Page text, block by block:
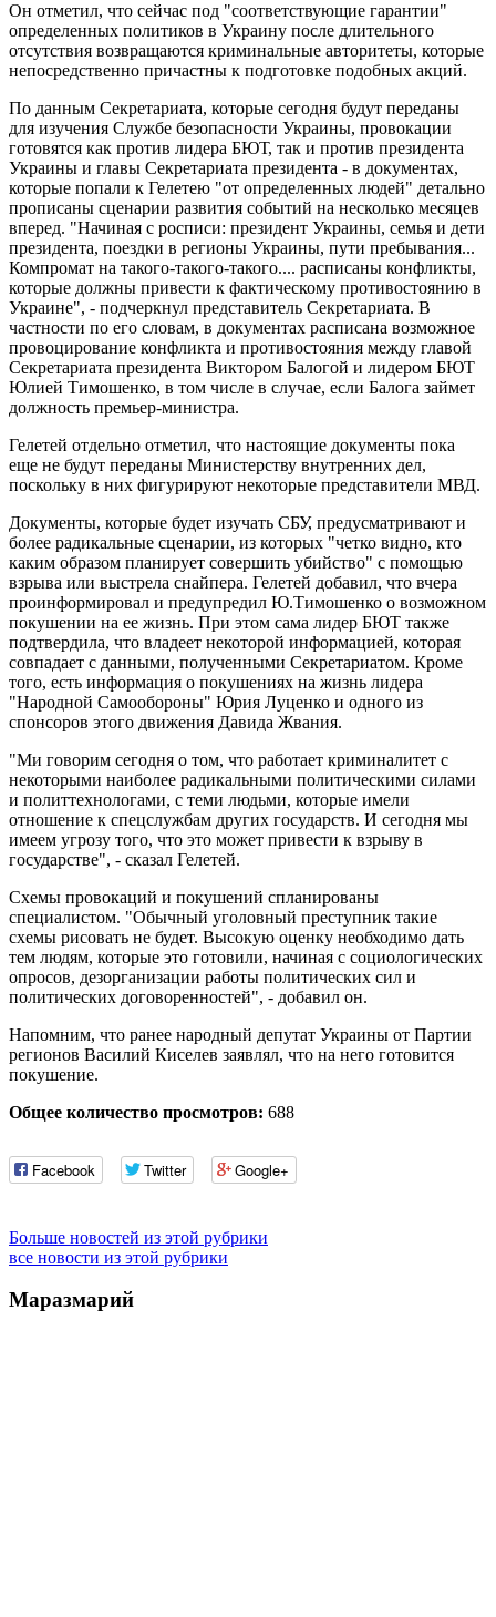
Он отметил, что сейчас под "соответствующие гарантии"
определенных политиков в Украину после длительного
отсутствия возвращаются криминальные авторитеты, которые
непосредственно причастны к подготовке подобных акций.
По данным Секретариата, которые сегодня будут переданы
для изучения Службе безопасности Украины, провокации
готовятся как против лидера БЮТ, так и против президента
Украины и главы Секретариата президента - в документах,
которые попали к Гелетею "от определенных людей" детально
прописаны сценарии развития событий на несколько месяцев
вперед. "Начиная с росписи: президент Украины, семья и дети
президента, поездки в регионы Украины, пути пребывания...
Компромат на такого-такого-такого.... расписаны конфликты,
которые должны привести к фактическому противостоянию в
Украине", - подчеркнул представитель Секретариата. В
частности по его словам, в документах расписана возможное
провоцирование конфликта и противостояния между главой
Секретариата президента Виктором Балогой и лидером БЮТ
Юлией Тимошенко, в том числе в случае, если Балога займет
должность премьер-министра.
Гелетей отдельно отметил, что настоящие документы пока
еще не будут переданы Министерству внутренних дел,
поскольку в них фигурируют некоторые представители МВД.
Документы, которые будет изучать СБУ, предусматривают и
более радикальные сценарии, из которых "четко видно, кто
каким образом планирует совершить убийство" с помощью
взрыва или выстрела снайпера. Гелетей добавил, что вчера
проинформировал и предупредил Ю.Тимошенко о возможном
покушении на ее жизнь. При этом сама лидер БЮТ также
подтвердила, что владеет некоторой информацией, которая
совпадает с данными, полученными Секретариатом. Кроме
того, есть информация о покушениях на жизнь лидера
"Народной Самообороны" Юрия Луценко и одного из
спонсоров этого движения Давида Жвания.
"Ми говорим сегодня о том, что работает криминалитет с
некоторыми наиболее радикальными политическими силами
и политтехнологами, с теми людьми, которые имели
отношение к спецслужбам других государств. И сегодня мы
имеем угрозу того, что это может привести к взрыву в
государстве", - сказал Гелетей.
Схемы провокаций и покушений спланированы
специалистом. "Обычный уголовный преступник такие
схемы рисовать не будет. Высокую оценку необходимо дать
тем людям, которые это готовили, начиная с социологических
опросов, дезорганизации работы политических сил и
политических договоренностей", - добавил он.
Напомним, что ранее народный депутат Украины от Партии
регионов Василий Киселев заявлял, что на него готовится
покушение.
Общее количество просмотров: 688
Facebook Twitter Google+
Больше новостей из этой рубрики
все новости из этой рубрики
Маразмарий